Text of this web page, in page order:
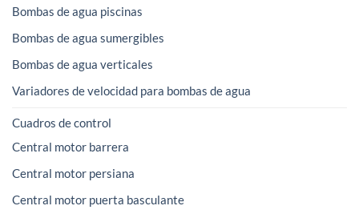
Bombas de agua piscinas
Bombas de agua sumergibles
Bombas de agua verticales
Variadores de velocidad para bombas de agua
Cuadros de control
Central motor barrera
Central motor persiana
Central motor puerta basculante